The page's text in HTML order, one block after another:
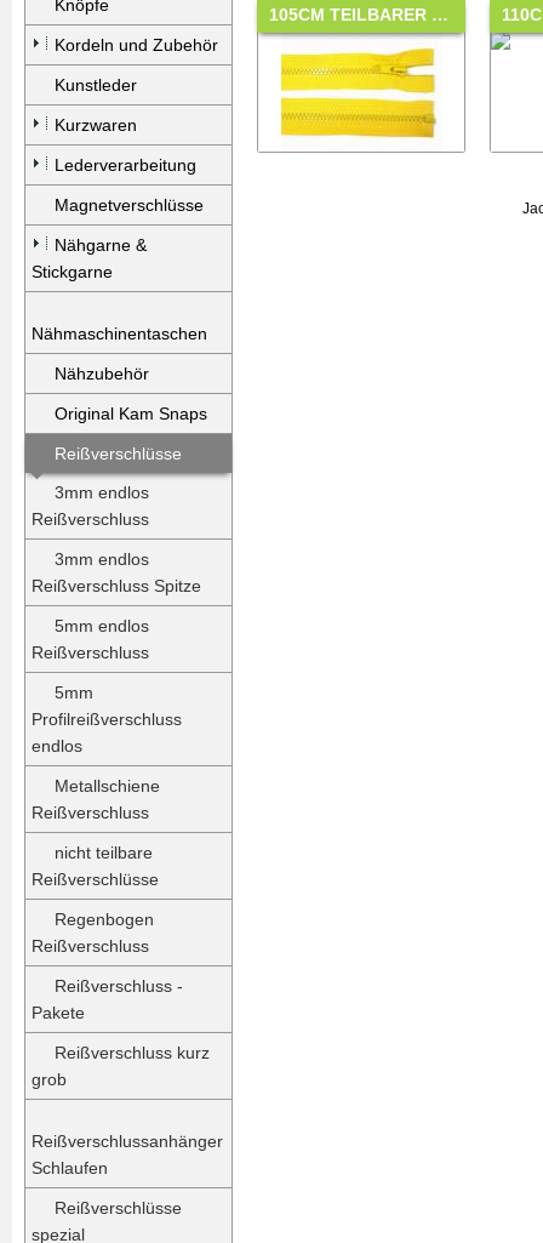
Knöpfe
Kordeln und Zubehör
Kunstleder
Kurzwaren
Lederverarbeitung
Magnetverschlüsse
Nähgarne &
Stickgarne
Nähmaschinentaschen
Nähzubehör
Original Kam Snaps
Reißverschlüsse
3mm endlos
Reißverschluss
3mm endlos
Reißverschluss Spitze
5mm endlos
Reißverschluss
5mm
Profilreißverschluss
endlos
Metallschiene
Reißverschluss
nicht teilbare
Reißverschlüsse
Regenbogen
Reißverschluss
Reißverschluss -
Pakete
Reißverschluss kurz
grob
Reißverschlussanhänger
Schlaufen
Reißverschlüsse
spezial
105CM TEILBARER …